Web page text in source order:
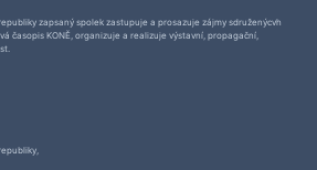
zapsaný spolek zastupuje a prosazuje zájmy sdruženýcvh
časopis KONĚ, organizuje a realizuje výstavní, propagační,